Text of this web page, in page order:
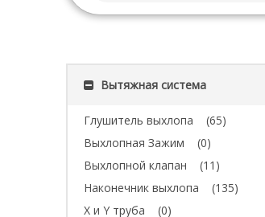
Вытяжная система
Глушитель выхлопа
(65)
Выхлопная Зажим
(0)
Выхлопной клапан
(11)
Наконечник выхлопа
(135)
X и Y труба
(0)